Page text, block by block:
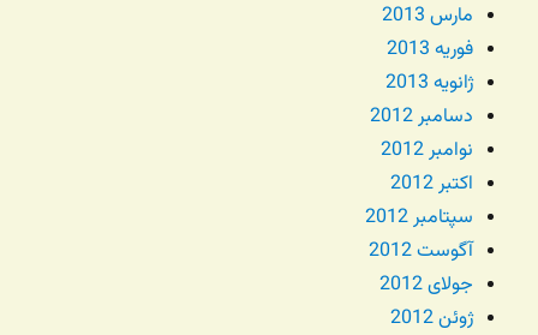
مارس 2013
فوریه 2013
ژانویه 2013
دسامبر 2012
نوامبر 2012
اکتبر 2012
سپتامبر 2012
آگوست 2012
جولای 2012
ژوئن 2012